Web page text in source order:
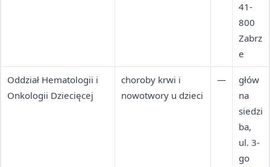
41-
800
Zabrz
e
Oddział Hematologii i
Onkologii Dziecięcej
choroby krwi i
nowotwory u dzieci
—
głów
na
siedzi
ba,
ul. 3-
go